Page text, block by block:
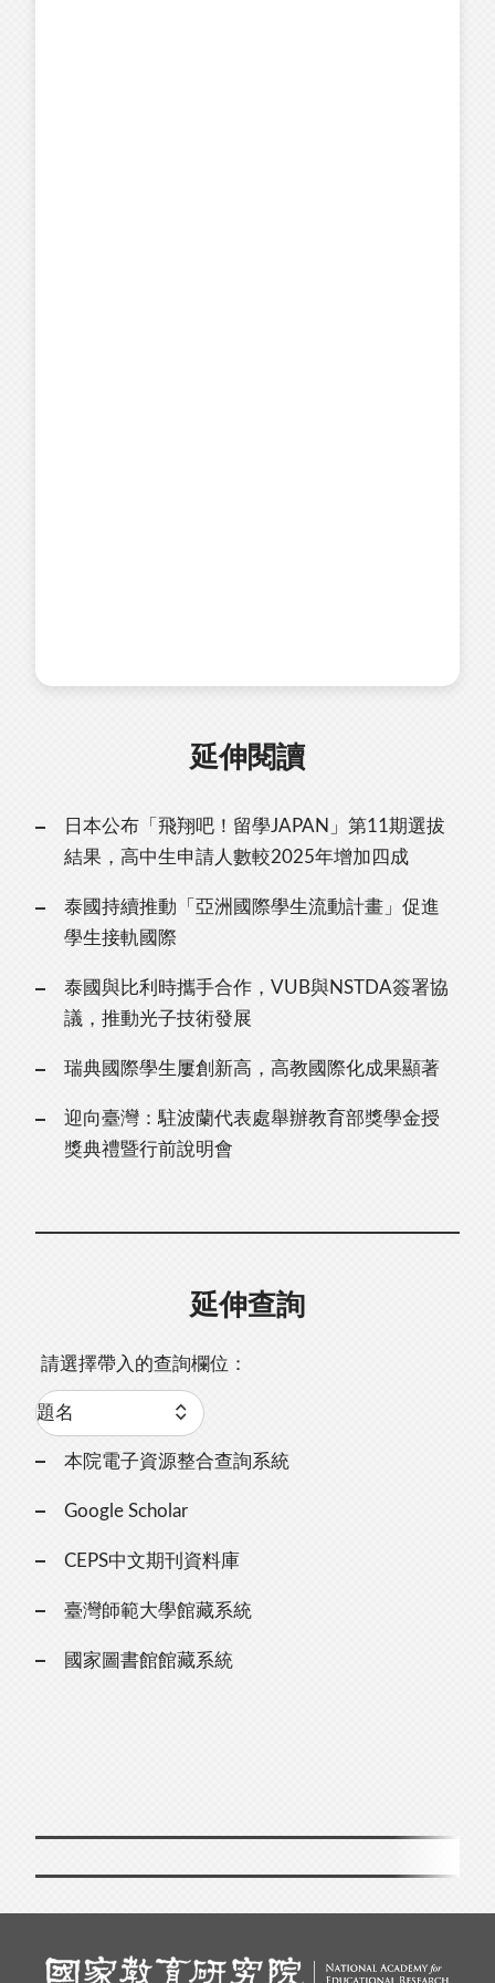
延伸閱讀
日本公布「飛翔吧！留學JAPAN」第11期選拔
結果，高中生申請人數較2025年增加四成
泰國持續推動「亞洲國際學生流動計畫」促進
學生接軌國際
泰國與比利時攜手合作，VUB與NSTDA簽署協
議，推動光子技術發展
瑞典國際學生屢創新高，高教國際化成果顯著
迎向臺灣：駐波蘭代表處舉辦教育部獎學金授
獎典禮暨行前說明會
延伸查詢
請選擇帶入的查詢欄位：
本院電子資源整合查詢系統
Google Scholar
CEPS中文期刊資料庫
臺灣師範大學館藏系統
國家圖書館館藏系統